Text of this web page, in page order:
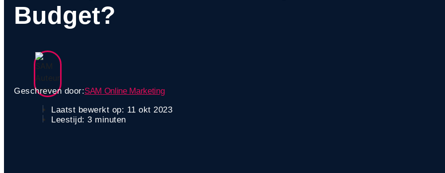
Budget?
SAM Online Marketing
Geschreven door:
Laatst bewerkt op: 11 okt 2023
Leestijd: 3 minuten